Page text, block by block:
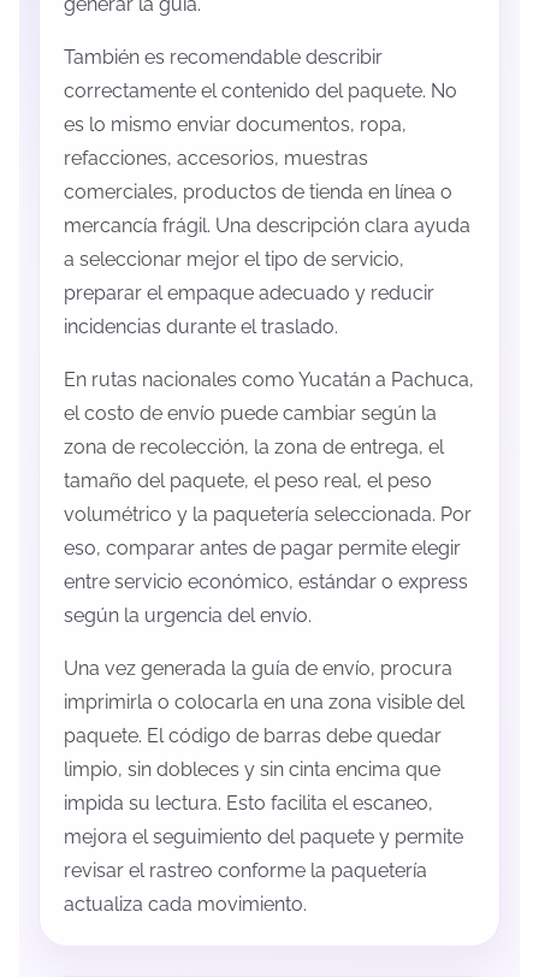
generar la guía.
También es recomendable describir
correctamente el contenido del paquete. No
es lo mismo enviar documentos, ropa,
refacciones, accesorios, muestras
comerciales, productos de tienda en línea o
mercancía frágil. Una descripción clara ayuda
a seleccionar mejor el tipo de servicio,
preparar el empaque adecuado y reducir
incidencias durante el traslado.
En rutas nacionales como Yucatán a Pachuca,
el costo de envío puede cambiar según la
zona de recolección, la zona de entrega, el
tamaño del paquete, el peso real, el peso
volumétrico y la paquetería seleccionada. Por
eso, comparar antes de pagar permite elegir
entre servicio económico, estándar o express
según la urgencia del envío.
Una vez generada la guía de envío, procura
imprimirla o colocarla en una zona visible del
paquete. El código de barras debe quedar
limpio, sin dobleces y sin cinta encima que
impida su lectura. Esto facilita el escaneo,
mejora el seguimiento del paquete y permite
revisar el rastreo conforme la paquetería
actualiza cada movimiento.